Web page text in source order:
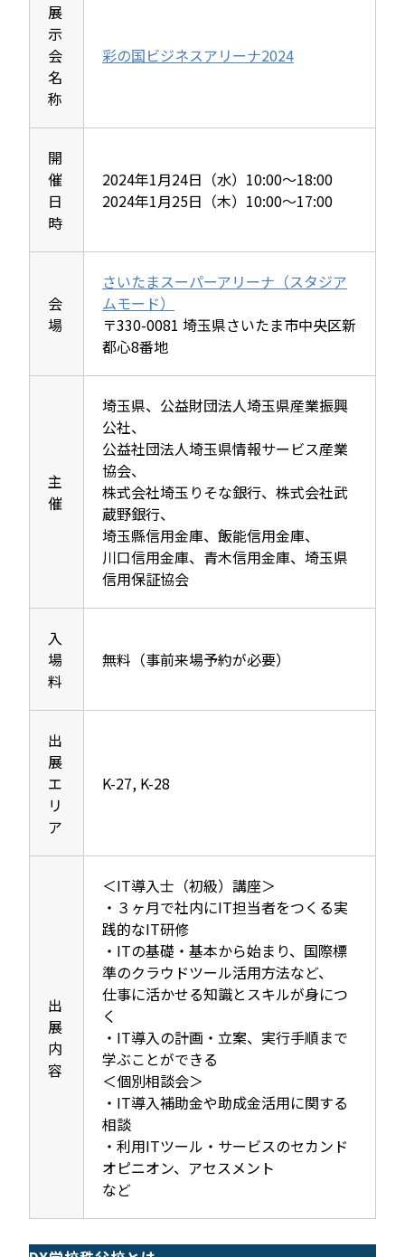
展
示
会
名
称
彩の国ビジネスアリーナ2024
開
催
日
時
2024年1月24日（水）10:00～18:00
2024年1月25日（木）10:00～17:00
会
場
さいたまスーパーアリーナ（スタジア
ムモード）
〒330-0081 埼玉県さいたま市中央区新
都心8番地
主
催
埼玉県、公益財団法人埼玉県産業振興
公社、
公益社団法人埼玉県情報サービス産業
協会、
株式会社埼玉りそな銀行、株式会社武
蔵野銀行、
埼玉縣信用金庫、飯能信用金庫、
川口信用金庫、青木信用金庫、埼玉県
信用保証協会
入
場
料
無料（事前来場予約が必要）
出
展
エ
リ
ア
K-27, K-28
出
展
内
容
＜IT導入士（初級）講座＞
・３ヶ月で社内にIT担当者をつくる実
践的なIT研修
・ITの基礎・基本から始まり、国際標
準のクラウドツール活用方法など、
仕事に活かせる知識とスキルが身につ
く
・IT導入の計画・立案、実行手順まで
学ぶことができる
＜個別相談会＞
・IT導入補助金や助成金活用に関する
相談
・利用ITツール・サービスのセカンド
オピニオン、アセスメント
など